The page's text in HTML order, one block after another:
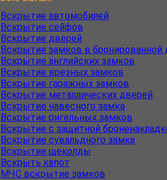
Вскрытие автомобилей
Вскрытие сейфов
Вскрытие дверей
Вскрытие замков в бронированной
Вскрытие английских замков
Вскрытие врезных замков
Вскрытие гаражных замков
Вскрытие металлических дверей
Вскрытие навесного замка
Вскрытие ригельных замков
Вскрытие с защитной
Вскрытие сувальдного замка
Вскрытие щеколды
Вскрыть капот
МЧС вскрытие замков